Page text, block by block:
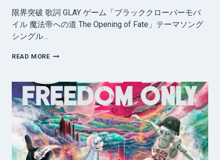
限界突破 歌詞 GLAY ゲーム「ブラッククローバーモバ
イル 魔法帝への道 The Opening of Fate」テーマソング
シングル…
READ MOREGLAY
界
突
破
歌
詞